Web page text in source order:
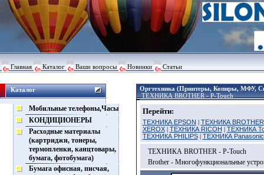
Главная Каталог Ваши вопросы Новинки Статьи
Каталог
Мобильные телефоны,Часы
КОНДИЦИОНЕРЫ
Расходные материалы
(картриджи, тонеры,
термопленки, канцтовары,
бумага, фотобумага)
Бумага офисная, писчая,
Оргтехника (Принтеры, Копиры, МФУ,
ТЕХНИКА BROTHER - P-Touch
Перейти:
ТЕХНИКА EPSON | ТЕХНИКА BROTHER
XEROX| ТЕХНИКА RICOH | ТЕХНИКА
ТЕХНИКА PHILIPS| ТЕХНИКА Panasonic
ТЕХНИКА BROTHER - P-Touch
Brother - Многофункциональные